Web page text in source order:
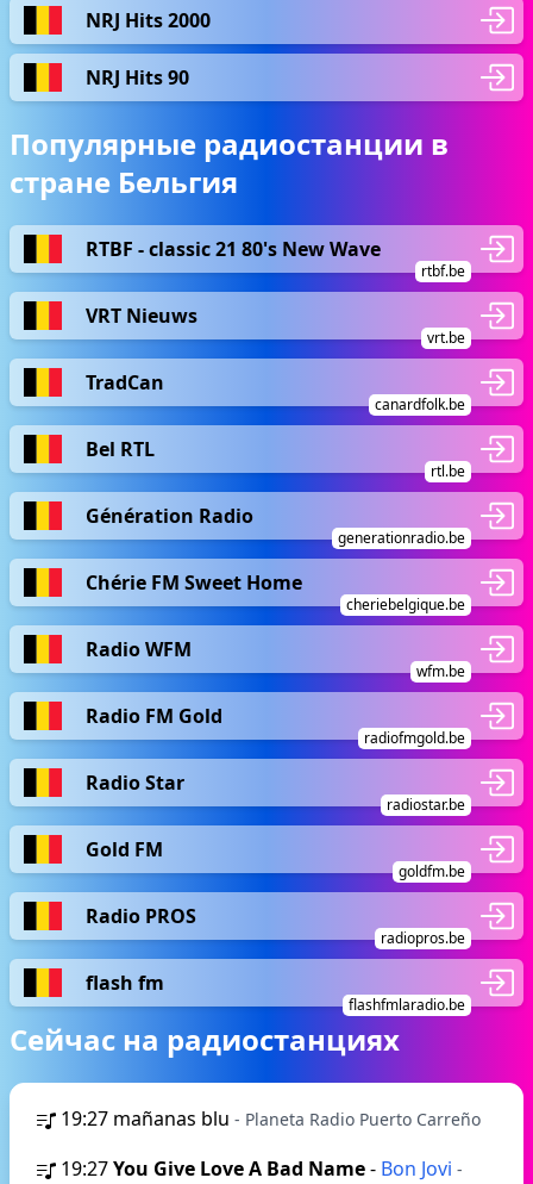
NRJ Hits 2000
NRJ Hits 90
Популярные радиостанции в
стране Бельгия
RTBF - classic 21 80's New Wave
rtbf.be
VRT Nieuws
vrt.be
TradCan
canardfolk.be
Bel RTL
rtl.be
Génération Radio
generationradio.be
Chérie FM Sweet Home
cheriebelgique.be
Radio WFM
wfm.be
Radio FM Gold
radiofmgold.be
Radio Star
radiostar.be
Gold FM
goldfm.be
Radio PROS
radiopros.be
flash fm
flashfmlaradio.be
Сейчас на радиостанциях
19:27 mañanas blu - Planeta Radio Puerto Carreño
19:27You Give Love A Bad Name- Bon Jovi -